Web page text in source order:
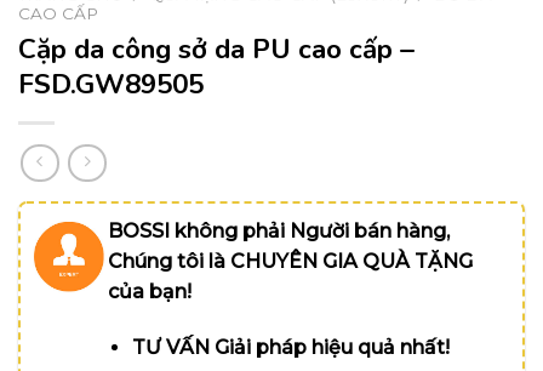
CAO CẤP
Cặp da công sở da PU cao cấp –
FSD.GW89505
BOSSI không phải Người bán hàng,
Chúng tôi là CHUYÊN GIA QUÀ TẶNG
của bạn!
TƯ VẤN Giải pháp hiệu quả nhất!